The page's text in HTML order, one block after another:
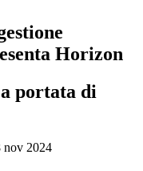
Horizon
portata di
nov 2024